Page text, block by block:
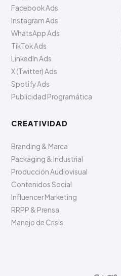
Facebook Ads
Instagram Ads
WhatsApp Ads
TikTok Ads
LinkedIn Ads
X (Twitter) Ads
Spotify Ads
Publicidad Programática
CREATIVIDAD
Branding & Marca
Packaging & Industrial
Producción Audiovisual
Contenidos Social
Influencer Marketing
RRPP & Prensa
Manejo de Crisis